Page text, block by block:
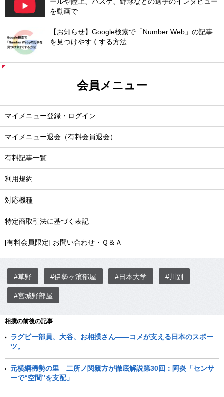
を動画で
【お知らせ】Google検索で「Number Web」の記事
を見つけやすくする方法
会員メニュー
マイメニュー登録・ログイン
マイメニュー退会（有料会員退会）
有料記事一覧
利用規約
対応機種
特定商取引法に基づく表記
[有料会員限定] お問い合わせ・Ｑ＆Ａ
#草野 #伊勢ヶ濱部屋 #日本大学 #川副
#宮城野部屋
相撲の前後の記事
ラグビー部員、大谷、お相撲さん――コメが支える日本のスポー
ツ。
元横綱稀勢の里 二所ノ関親方が徹底解説第30回：阿炎「センサ
ーで“空間”を支配」